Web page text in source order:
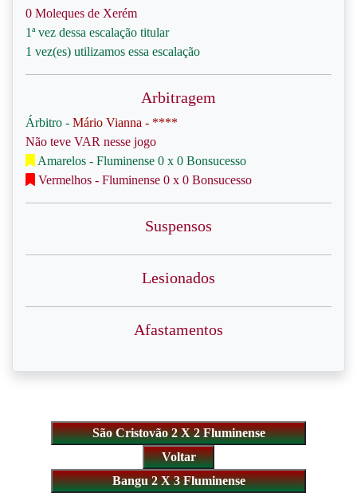
0 Moleques de Xerém
1ª vez dessa escalação titular
1 vez(es) utilizamos essa escalação
Arbitragem
Árbitro - Mário Vianna - ****
Não teve VAR nesse jogo
Amarelos - Fluminense 0 x 0 Bonsucesso
Vermelhos - Fluminense 0 x 0 Bonsucesso
Suspensos
Lesionados
Afastamentos